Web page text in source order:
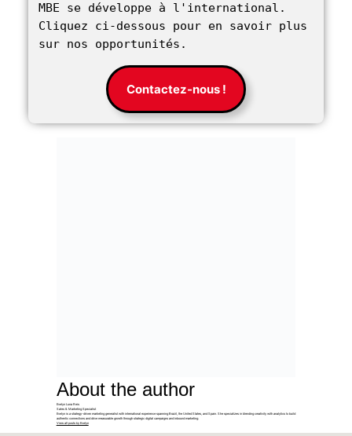
MBE se développe à l'international.
Cliquez ci-dessous pour en savoir plus
sur nos opportunités.
Contactez-nous !
About the author
Evelyn Luna Reis
Sales & Marketing Specialist
Evelyn is a strategy-driven marketing generalist with international experience spanning Brazil, the United States, and Spain. She specializes in blending creativity with analytics to build
authentic connections and drive measurable growth through strategic digital campaigns and inbound marketing.
View all posts by Evelyn